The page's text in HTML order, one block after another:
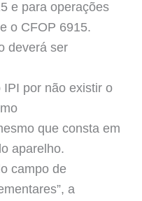
e para operações
o CFOP 6915.
deverá ser
por não existir o
que consta em
aparelho.
campo de
a